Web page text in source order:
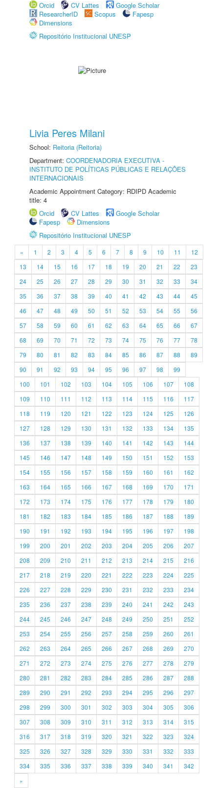
Orcid
CV Lattes
Google Scholar
ResearcherID
Scopus
Fapesp
Dimensions
Repositório Institucional UNESP
Livia Peres Milani
School: Reitoria (Reitoria)
Department: COORDENADORIA EXECUTIVA -
INSTITUTO DE POLÍTICAS PÚBLICAS E RELAÇÕES
INTERNACIONAIS
Academic Appointment Category: RDIPD Academic
title: 4
Orcid
CV Lattes
Google Scholar
Fapesp
Dimensions
Repositório Institucional UNESP
« 1 2 3 4 5 6 7 8 9 10 11
12
13
14 15 16 17 18 19 20 21 22
23
24
25 26 27 28 29 30 31 32 33
34
35
36 37 38 39 40 41 42 43 44
45
46
47 48 49 50 51 52 53 54 55
56
57
58 59 60 61 62 63 64 65 66
67
68
69 70 71 72 73 74 75 76 77
78
79
80 81 82 83 84 85 86 87 88
89
90
91 92 93 94 95 96 97 98
99
100
101 102 103 104 105 106 107
108
109
110 111 112 113 114 115 116
117
118
119 120 121 122 123 124 125
126
127
128 129 130 131 132 133 134
135
136
137 138 139 140 141 142 143
144
145
146 147 148 149 150 151 152
153
154
155 156 157 158 159 160 161
162
163
164 165 166 167 168 169 170
171
172
173 174 175 176 177 178 179
180
181
182 183 184 185 186 187 188
189
190
191 192 193 194 195 196 197
198
199
200 201 202 203 204 205 206
207
208
209 210 211 212 213 214 215
216
217
218 219 220 221 222 223 224
225
226
227 228 229 230 231 232 233
234
235
236 237 238 239 240 241 242
243
244
245 246 247 248 249 250 251
252
253
254 255 256 257 258 259 260
261
262
263 264 265 266 267 268 269
270
271
272 273 274 275 276 277 278
279
280
281 282 283 284 285 286 287
288
289
290 291 292 293 294 295 296
297
298
299 300 301 302 303 304 305
306
307
308 309 310 311 312 313 314
315
316
317 318 319 320 321 322 323
324
325
326 327 328 329 330 331 332
333
334
335 336 337 338 339 340 341
342
»